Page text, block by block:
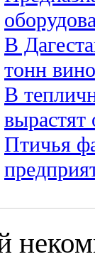
В
тонн
В
вырастят
Птичья